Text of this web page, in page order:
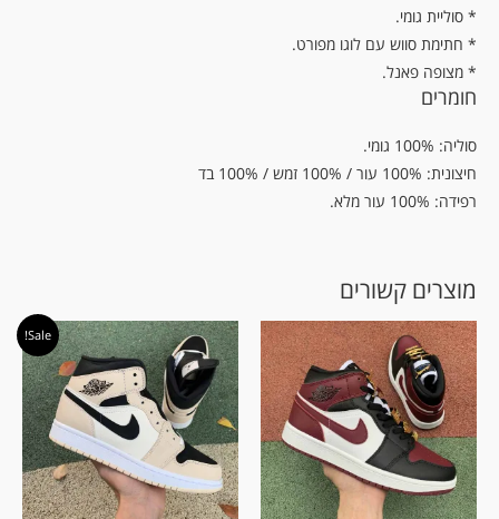
* סוליית גומי.
* חתימת סווש עם לוגו מפורט.
* מצופה פאנל.
חומרים
סוליה: 100% גומי.
חיצונית: 100% עור / 100% זמש / 100% בד
רפידה: 100% עור מלא.
מוצרים קשורים
Sale!
המחיר
המקורי
היה:
₪ 609.00.
המחיר
הנוכחי
הוא:
₪ 589.00.